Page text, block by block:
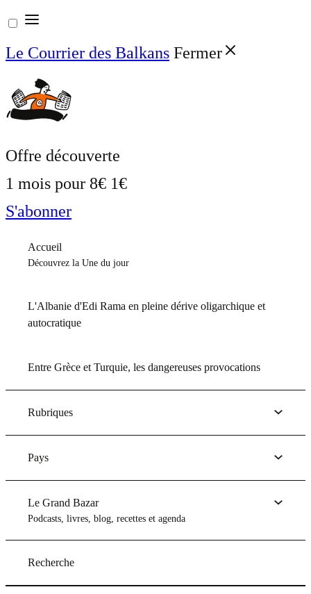
Aller
au
contenu
Le Courrier des Balkans Fermer
Offre découverte
1 mois pour 8€ 1€
S'abonner
Accueil
Découvrez la Une du jour
L'Albanie d'Edi Rama en pleine dérive oligarchique et
autocratique
Entre Grèce et Turquie, les dangereuses provocations
Rubriques
Pays
Le Grand Bazar
Podcasts, livres, blog, recettes et agenda
Recherche